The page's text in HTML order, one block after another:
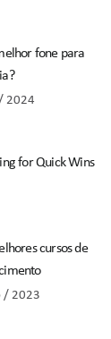
fone para
2024
for Quick Wins
cursos de
/ 2023